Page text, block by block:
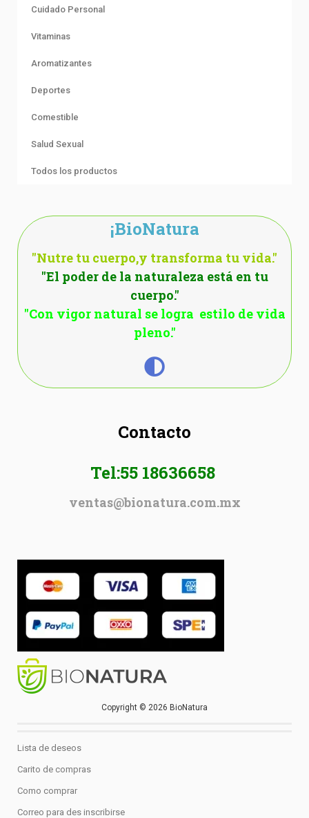
Cuidado Personal
Vitaminas
Aromatizantes
Deportes
Comestible
Salud Sexual
Todos los productos
¡BioNatura
"Nutre tu cuerpo,y transforma tu vida."
"El poder de la naturaleza está en tu
cuerpo."
"Con vigor natural se logra estilo de vida
pleno."
Contacto
Tel:55 18636658
ventas@bionatura.com.mx
Copyright © 2026 BioNatura
Lista de deseos
Carito de compras
Como comprar
Correo para des inscribirse